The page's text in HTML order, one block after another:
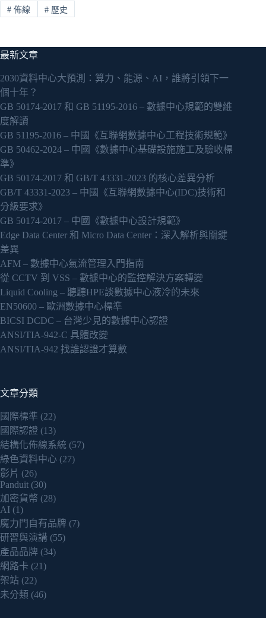
#佈線 #歷史
最新文章
2030資料中心大預測：算力、能源、AI，誰將引領下一
個十年？
GB 50174-2017 和 GB 51195-2016 – 數據中心規範的雙維
度解讀
GB 51195-2016 – 中國《互聯網數據中心工程技術規範》
GB 50462-2024 – 中國《數據中心基礎設施施工及驗收標
準》
GB 50174-2017 和 GB/T 43331-2023 的核心差異分析
GB/T 43331-2023 – 中國《互聯網數據中心(IDC)技術和
分級要求》
GB 50174-2017 – 中國《數據中心設計規範》
Edge Data Center 和 Micro Data Center：深入解析與關鍵
差異
AFM – 數據中心氣流管理入門指南
從 CCTV 到 VSS – 數據中心的監控解決方案轉變
Liquid Cooling – 聽聽HPE談數據中心液冷的未來
EN50600 – 歐洲數據中心標準
BICSI DCDC – 台灣少見的數據中心認證
ANSI/TIA-942-C 具體改變
ANSI/TIA-942 找誰認證才算數
文章分類
國際標準 (22)
國際認證 (13)
結構化佈線系統 (57)
綠色資料中心 (27)
影片 (26)
Panduit (30)
加密貨幣 (28)
AI (1)
魔力門自有品牌 (7)
研習與演講 (55)
產品品牌 (34)
網路卡 (21)
架站 (22)
未分類 (46)